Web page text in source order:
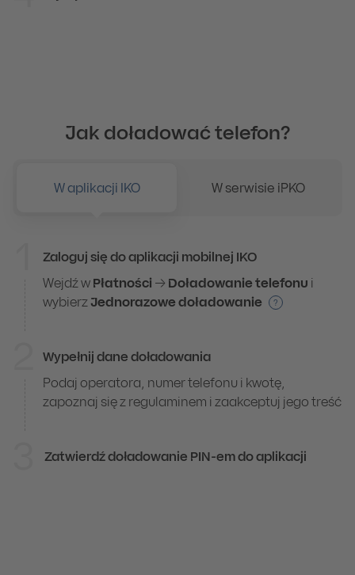
Jak doładować telefon?
W aplikacji IKO W serwisie iPKO
W aplikacji IKO
Zaloguj się do aplikacji mobilnej IKO
Wejdź w Płatności → Doładowanie telefonu i
wybierz Jednorazowe doładowanie ?
Wypełnij dane doładowania
Podaj operatora, numer telefonu i kwotę,
zapoznaj się z regulaminem i zaakceptuj jego treść
Zatwierdź doładowanie PIN-em do aplikacji